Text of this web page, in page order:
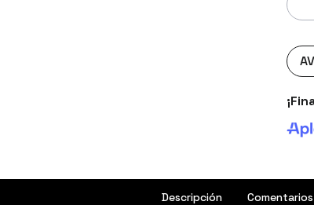
Descripción